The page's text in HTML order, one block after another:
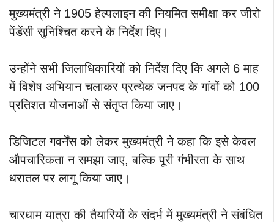
मुख्यमंत्री ने 1905 हेल्पलाइन की नियमित समीक्षा कर जीरो
पेंडेंसी सुनिश्चित करने के निर्देश दिए।
उन्होंने सभी जिलाधिकारियों को निर्देश दिए कि अगले 6 माह
में विशेष अभियान चलाकर प्रत्येक जनपद के गांवों को 100
प्रतिशत योजनाओं से संतृप्त किया जाए।
डिजिटल गवर्नेंस को लेकर मुख्यमंत्री ने कहा कि इसे केवल
औपचारिकता न समझा जाए, बल्कि पूरी गंभीरता के साथ
धरातल पर लागू किया जाए।
चारधाम यात्रा की तैयारियों के संदर्भ में मुख्यमंत्री ने संबंधित